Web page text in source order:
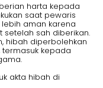
harta kepada
saat pewaris
aman karena
sah diberikan.
hibah diperbolehkan
kepada
akta hibah di